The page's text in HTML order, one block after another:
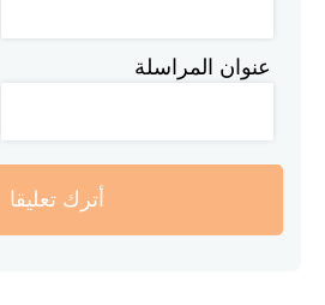
عنوان المراسلة
أترك تعليقا